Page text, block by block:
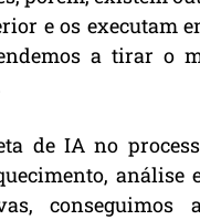
e os executam
a tirar o
de IA no
análise